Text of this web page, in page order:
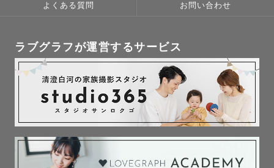
よくある質問 お問い合わせ
ラブグラフが運営するサービス